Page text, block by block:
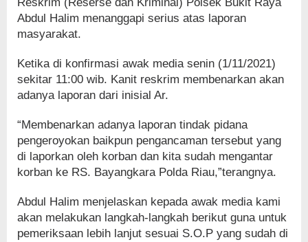
Abdul Halim menanggapi serius atas laporan
masyarakat.
Ketika di konfirmasi awak media senin (1/11/2021)
sekitar 11:00 wib. Kanit reskrim membenarkan akan
adanya laporan dari inisial Ar.
“Membenarkan adanya laporan tindak pidana
pengeroyokan baikpun pengancaman tersebut yang
di laporkan oleh korban dan kita sudah mengantar
korban ke RS. Bayangkara Polda Riau,”terangnya.
Abdul Halim menjelaskan kepada awak media kami
akan melakukan langkah-langkah berikut guna untuk
pemeriksaan lebih lanjut sesuai S.O.P yang sudah di